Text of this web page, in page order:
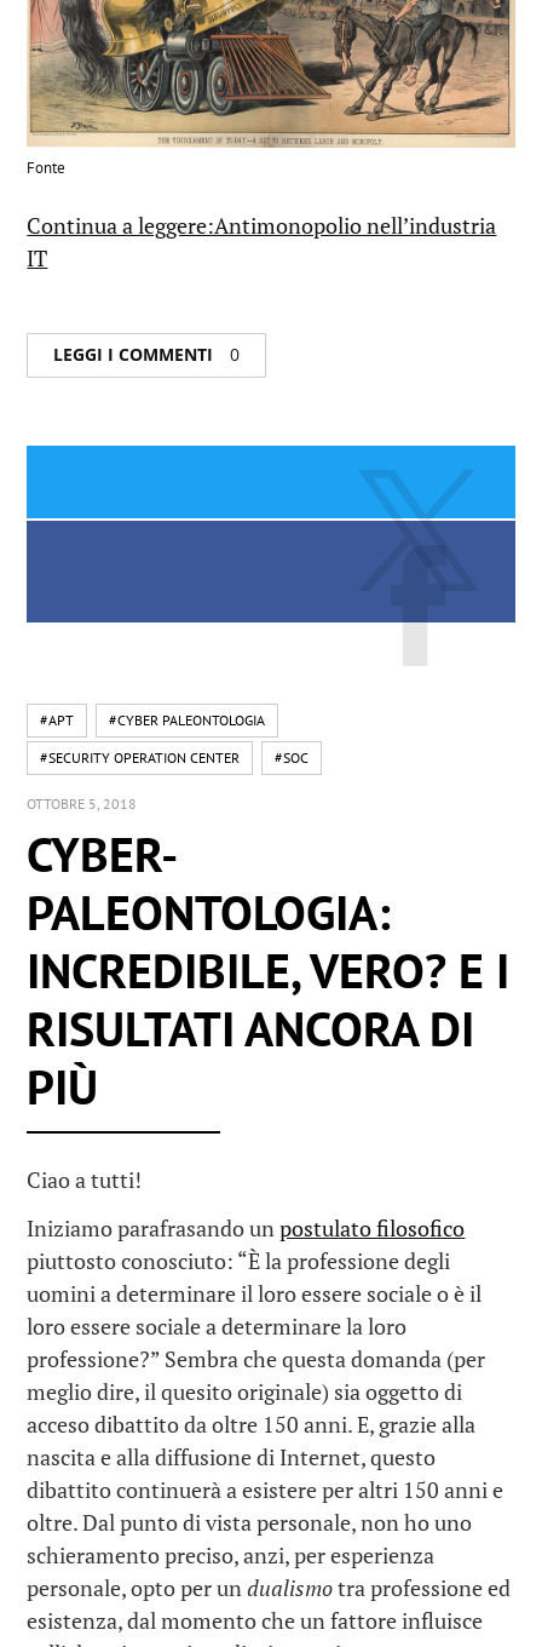
Fonte
Continua a leggere:Antimonopolio nell’industria
IT
LEGGI I COMMENTI 0
#APT #CYBER PALEONTOLOGIA
#SECURITY OPERATION CENTER #SOC
OTTOBRE 5, 2018
CYBER-
PALEONTOLOGIA:
INCREDIBILE, VERO? E I
RISULTATI ANCORA DI
PIÙ
Ciao a tutti!
Iniziamo parafrasando unpostulato filosofico
piuttosto conosciuto: “È la professione degli
uomini a determinare il loro essere sociale o è il
loro essere sociale a determinare la loro
professione?” Sembra che questa domanda (per
meglio dire, il quesito originale) sia oggetto di
acceso dibattito da oltre 150 anni. E, grazie alla
nascita e alla diffusione di Internet, questo
dibattito continuerà a esistere per altri 150 anni e
oltre. Dal punto di vista personale, non ho uno
schieramento preciso, anzi, per esperienza
personale, opto per undualismotra professione ed
esistenza, dal momento che un fattore influisce